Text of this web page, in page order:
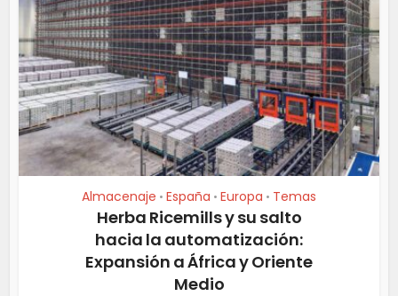
Almacenaje • España • Europa • Temas
Herba Ricemills y su salto
hacia la automatización:
Expansión a África y Oriente
Medio